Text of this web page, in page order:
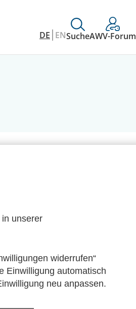
DE ENSucheAWV-Forum
ZU
unserer
widerrufen“
Einwilligung automatisch
neu anpassen.